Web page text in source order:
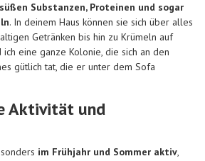
Substanzen, Proteinen und sogar
. In deinem Haus können sie sich über alles
Getränken bis hin zu Krümeln auf
eine ganze Kolonie, die sich an den
gütlich tat, die er unter dem Sofa
Aktivität und
im Frühjahr und Sommer aktiv,